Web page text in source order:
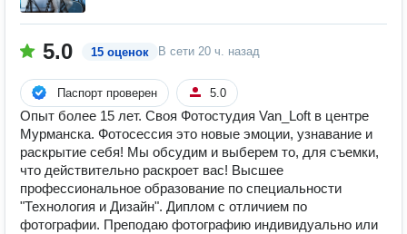
5.0 15 оценок В сети 20 ч. назад
Паспорт проверен 5.0
Опыт более 15 лет. Своя Фотостудия Van_Loft в центре
Мурманска. Фотосессия это новые эмоции, узнавание и
раскрытие себя! Мы обсудим и выберем то, для съемки,
что действительно раскроет вас! Высшее
профессиональное образование по специальности
"Технология и Дизайн". Диплом с отличием по
фотографии. Преподаю фотографию индивидуально или